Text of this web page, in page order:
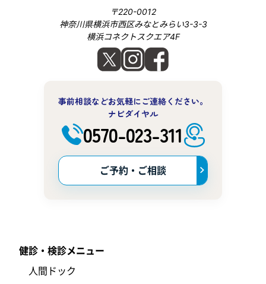
〒220-0012
神奈川県横浜市西区みなとみらい3-3-3
横浜コネクトスクエア4F
事前相談などお気軽にご連絡ください。
ナビダイヤル
0570-023-311
ご予約・ご相談
健診・検診メニュー
人間ドック